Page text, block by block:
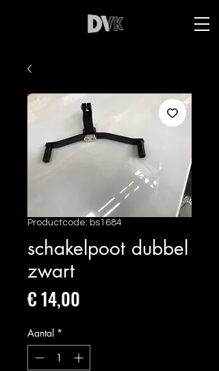
Productcode: bs1684
schakelpoot dubbel
zwart
€ 14,00
Aantal *